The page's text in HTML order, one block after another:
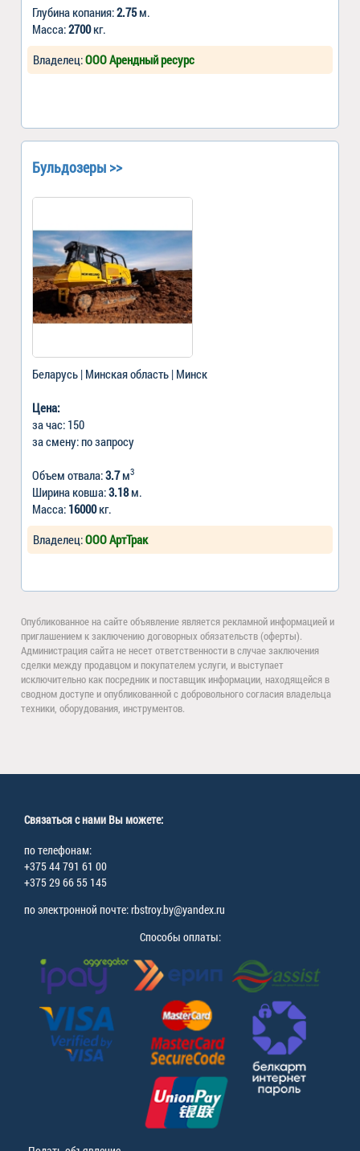
Глубина копания:2.75м.
Масса:2700кг.
Владелец:ООО Арендный ресурс
Бульдозеры >>
Беларусь | Минская область | Минск
Цена:
за час: 150
за смену: по запросу
Объем отвала:3.7м3
Ширина ковша:3.18м.
Масса: 16000кг.
Владелец:ООО АртТрак
Опубликованное на сайте объявление является рекламной информацией и
приглашением к заключению договорных обязательств (оферты).
Администрация сайта не несет ответственности в случае заключения
сделки между продавцом и покупателем услуги, и выступает
исключительно как посредник и поставщик информации, находящейся в
сводном доступе и опубликованной с добровольного согласия владельца
техники, оборудования, инструментов.
Связаться с нами Вы можете:
по телефонам:
+375 44 791 61 00
+375 29 66 55 145
по электронной почте: rbstroy.by@yandex.ru
Способы оплаты: